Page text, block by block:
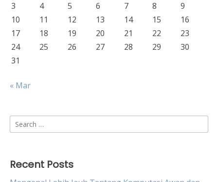
3 4 5 6 7 8
9
10
11 12 13 14 15
16
17
18 19 20 21 22
23
24
25 26 27 28 29
30
31
« Mar
Search
for:
Recent Posts